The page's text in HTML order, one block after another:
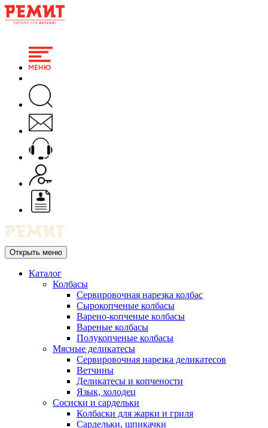
Открыть меню
Каталог
Колбасы
Сервировочная нарезка колбас
Сырокопченые колбасы
Варено-копченые колбасы
Вареные колбасы
Полукопченые колбасы
Мясные деликатесы
Сервировочная нарезка деликатесов
Ветчины
Деликатесы и копчености
Язык, холодец
Сосиски и сардельки
Колбаски для жарки и гриля
Сардельки, шпикачки